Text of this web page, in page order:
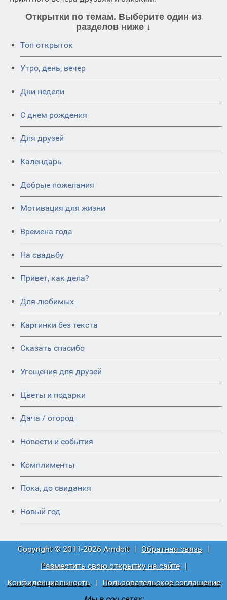
Открытки по темам. Выберите один из
разделов ниже ↓
Топ открыток
Утро, день, вечер
Дни недели
C днем рождения
Для друзей
Календарь
Добрые пожелания
Мотивация для жизни
Времена года
На свадьбу
Привет, как дела?
Для любимых
Картинки без текста
Сказать спасибо
Угощения для друзей
Цветы и подарки
Дача / огород
Новости и события
Комплименты
Пока, до свидания
Новый год
Copyright © 2011-2026 Amdoit | Обратная связь |
Разместить свою открытку на сайте
|
Конфиденциальность
|
Пользовательское соглашение